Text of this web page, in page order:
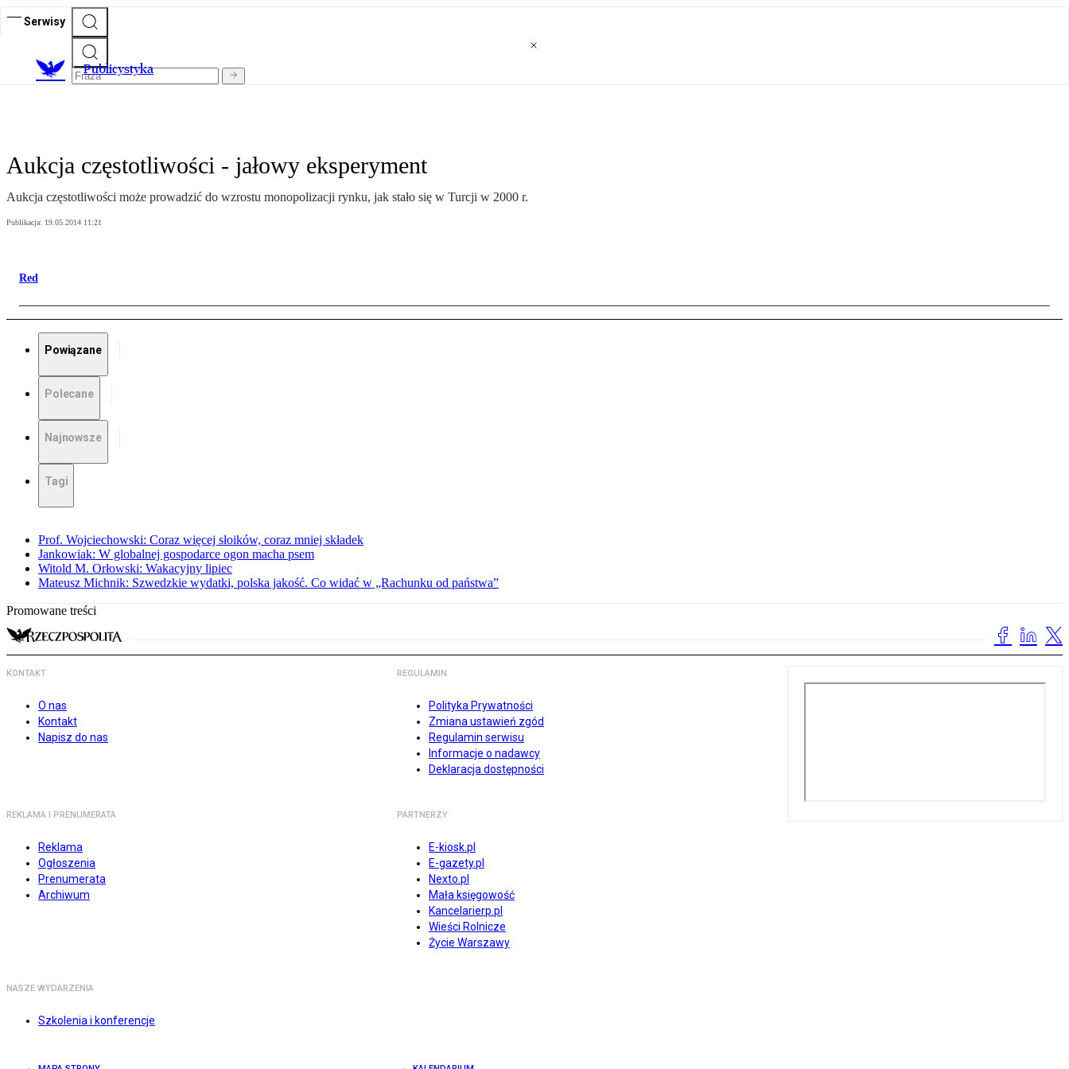
Serwisy
Publicystyka
Aukcja częstotliwości - jałowy eksperyment
Aukcja częstotliwości może prowadzić do wzrostu monopolizacji rynku, jak stało się w Turcji w 2000 r.
Publikacja: 19.05.2014 11:21
Red
Powiązane
Polecane
Najnowsze
Tagi
Prof. Wojciechowski: Coraz więcej słoików, coraz mniej składek
Jankowiak: W globalnej gospodarce ogon macha psem
Witold M. Orłowski: Wakacyjny lipiec
Mateusz Michnik: Szwedzkie wydatki, polska jakość. Co widać w „Rachunku od państwa”
Promowane treści
KONTAKT
O nas
Kontakt
Napisz do nas
REGULAMIN
Polityka Prywatności
Zmiana ustawień zgód
Regulamin serwisu
Informacje o nadawcy
Deklaracja dostępności
REKLAMA I PRENUMERATA
Reklama
Ogłoszenia
Prenumerata
Archiwum
PARTNERZY
E-kiosk.pl
E-gazety.pl
Nexto.pl
Mała księgowość
Kancelarierp.pl
Wieści Rolnicze
Życie Warszawy
NASZE WYDARZENIA
Szkolenia i konferencje